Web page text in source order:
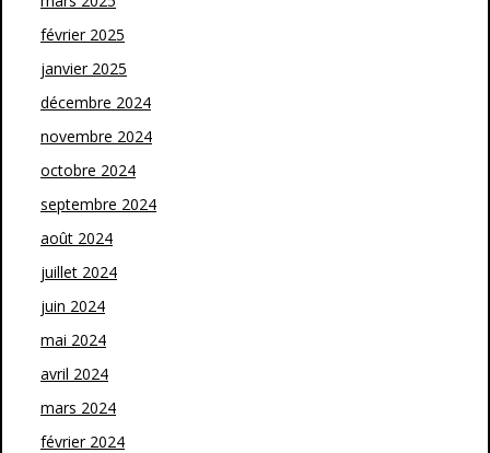
février 2025
janvier 2025
décembre 2024
novembre 2024
octobre 2024
septembre 2024
août 2024
juillet 2024
juin 2024
mai 2024
avril 2024
mars 2024
février 2024